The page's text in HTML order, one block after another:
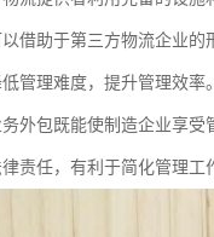
借助于第三方物流企业的
管理难度，提升管理效率。
外包既能使制造企业享
责任，有利于简化管理工